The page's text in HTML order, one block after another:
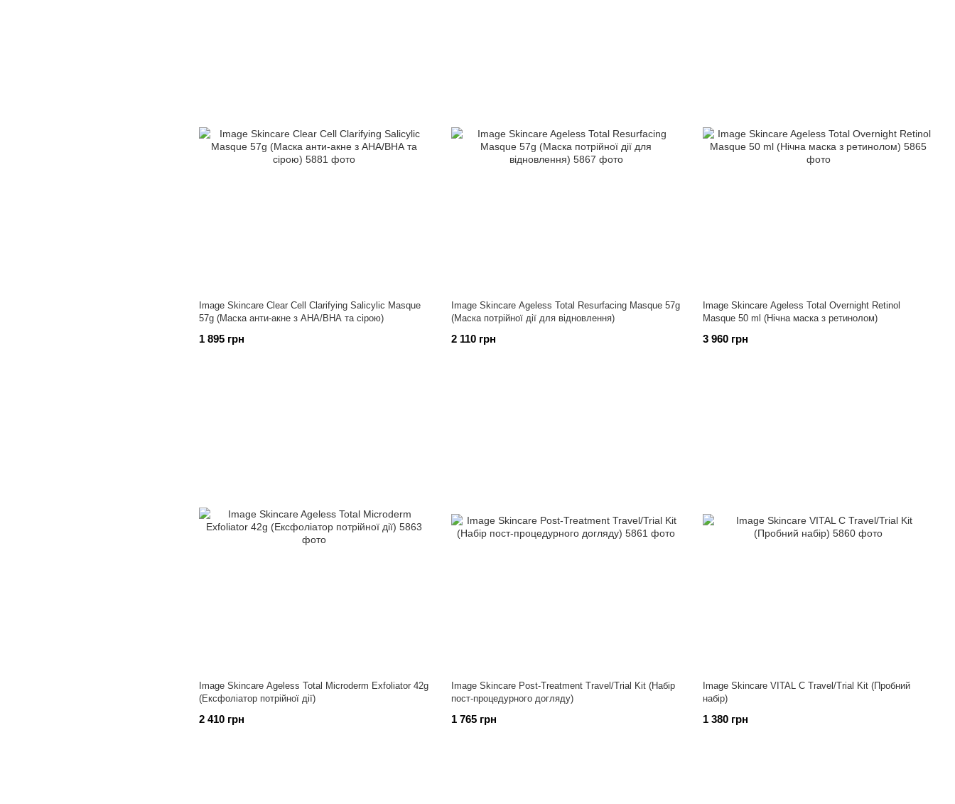
Image Skincare Clear Cell Clarifying Salicylic Masque
57g (Маска анти-акне з АНА/ВНА та сірою)
1 895 грн
Image Skincare Ageless Total Resurfacing Masque 57g
(Маска потрійної дії для відновлення)
2 110 грн
Image Skincare Ageless Total Overnight Retinol
Masque 50 ml (Нічна маска з ретинолом)
3 960 грн
Image Skincare Ageless Total Microderm Exfoliator 42g
(Ексфоліатор потрійної дії)
2 410 грн
Image Skincare Post-Treatment Travel/Trial Kit (Набір
пост-процедурного догляду)
1 765 грн
Image Skincare VITAL C Travel/Trial Kit (Пробний
набір)
1 380 грн